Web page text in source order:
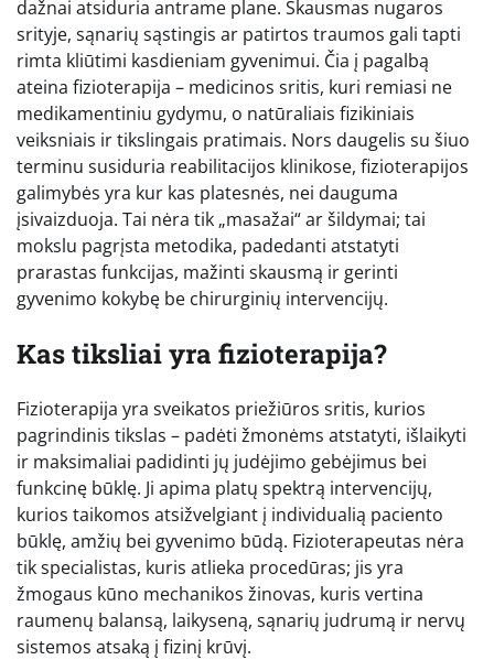
dažnai atsiduria antrame plane. Skausmas nugaros
srityje, sąnarių sąstingis ar patirtos traumos gali tapti
rimta kliūtimi kasdieniam gyvenimui. Čia į pagalbą
ateina fizioterapija – medicinos sritis, kuri remiasi ne
medikamentiniu gydymu, o natūraliais fizikiniais
veiksniais ir tikslingais pratimais. Nors daugelis su šiuo
terminu susiduria reabilitacijos klinikose, fizioterapijos
galimybės yra kur kas platesnės, nei dauguma
įsivaizduoja. Tai nėra tik „masažai“ ar šildymai; tai
mokslu pagrįsta metodika, padedanti atstatyti
prarastas funkcijas, mažinti skausmą ir gerinti
gyvenimo kokybę be chirurginių intervencijų.
Kas tiksliai yra fizioterapija?
Fizioterapija yra sveikatos priežiūros sritis, kurios
pagrindinis tikslas – padėti žmonėms atstatyti, išlaikyti
ir maksimaliai padidinti jų judėjimo gebėjimus bei
funkcinę būklę. Ji apima platų spektrą intervencijų,
kurios taikomos atsižvelgiant į individualią paciento
būklę, amžių bei gyvenimo būdą. Fizioterapeutas nėra
tik specialistas, kuris atlieka procedūras; jis yra
žmogaus kūno mechanikos žinovas, kuris vertina
raumenų balansą, laikyseną, sąnarių judrumą ir nervų
sistemos atsaką į fizinį krūvį.